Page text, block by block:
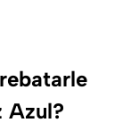
Azul?